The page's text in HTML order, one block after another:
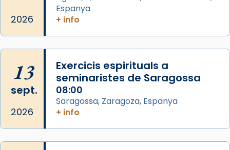
comitè organitzador de la visita apostòlica
del Sant Pare Lleó XIV a Barcelona, i als
L’arquebisbe de Barcelona, el cardenal Joan
Josep Omella, ha presidit la missa i l’ha
concelebrat el bisbe auxiliar de Barcelona,
Mons. David Abadías.
📸 Dr. G. Simón
2026
Espanya
+ info
13
sept.
2026
Exercicis espirituals a
seminaristes de Saragossa
08:00
Saragossa, Zaragoza, Espanya
+ info